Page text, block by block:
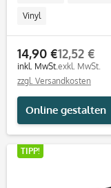
Vinyl
14,90 €
inkl. MwSt.
12,52 €
exkl. MwSt.
zzgl. Versandkosten
Online gestalten
TIPP!